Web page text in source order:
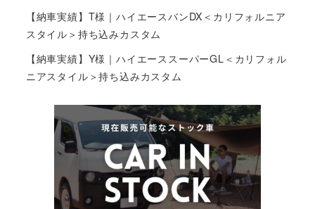
【納車実績】T様｜ハイエースバンDX＜カリフォルニア
スタイル＞持ち込みカスタム
【納車実績】Y様｜ハイエーススーパーGL＜カリフォル
ニアスタイル＞持ち込みカスタム